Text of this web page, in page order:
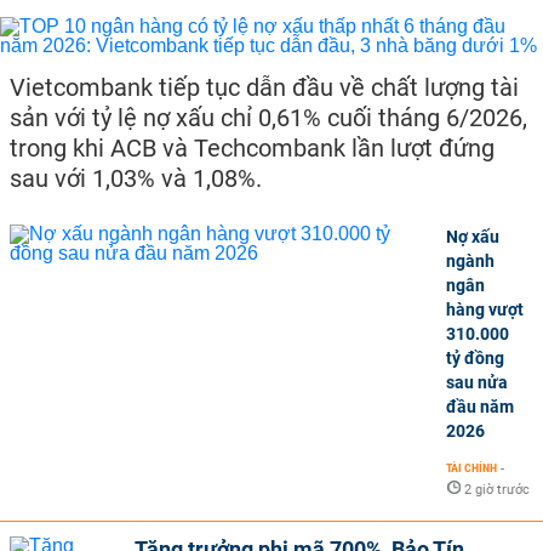
Vietcombank tiếp tục dẫn đầu về chất lượng tài
sản với tỷ lệ nợ xấu chỉ 0,61% cuối tháng 6/2026,
trong khi ACB và Techcombank lần lượt đứng
sau với 1,03% và 1,08%.
Nợ xấu
ngành
ngân
hàng vượt
310.000
tỷ đồng
sau nửa
đầu năm
2026
TÀI CHÍNH -
2 giờ trước